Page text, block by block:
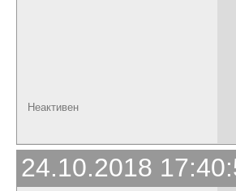
Неактивен
24.10.2018